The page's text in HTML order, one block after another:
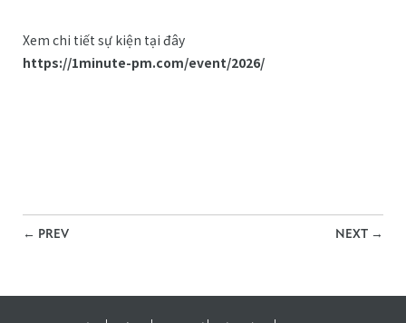
Xem chi tiết sự kiện tại đây
https://1minute-pm.com/event/2026/
← PREV NEXT →